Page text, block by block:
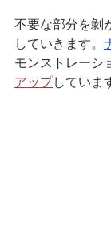
不要な部分を剝
していきます。
モンストレーシ
アップしていま